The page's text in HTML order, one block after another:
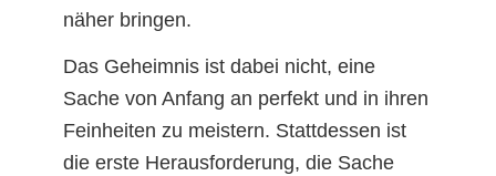
näher bringen.
Das Geheimnis ist dabei nicht, eine
Sache von Anfang an perfekt und in ihren
Feinheiten zu meistern. Stattdessen ist
die erste Herausforderung, die Sache